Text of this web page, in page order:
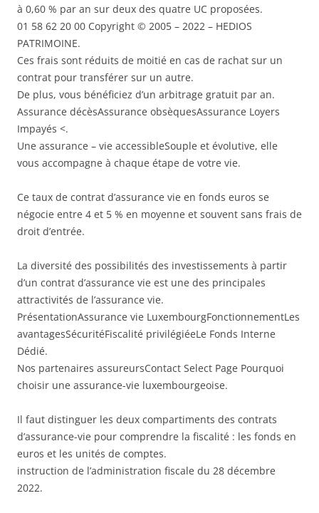
à 0,60 % par an sur deux des quatre UC proposées.
01 58 62 20 00 Copyright © 2005 – 2022 – HEDIOS
PATRIMOINE.
Ces frais sont réduits de moitié en cas de rachat sur un
contrat pour transférer sur un autre.
De plus, vous bénéficiez d’un arbitrage gratuit par an.
Assurance décèsAssurance obsèquesAssurance Loyers
Impayés <.
Une assurance – vie accessibleSouple et évolutive, elle
vous accompagne à chaque étape de votre vie.
Ce taux de contrat d’assurance vie en fonds euros se
négocie entre 4 et 5 % en moyenne et souvent sans frais de
droit d’entrée.
La diversité des possibilités des investissements à partir
d’un contrat d’assurance vie est une des principales
attractivités de l’assurance vie.
PrésentationAssurance vie LuxembourgFonctionnementLes
avantagesSécuritéFiscalité privilégiéeLe Fonds Interne
Dédié.
Nos partenaires assureursContact Select Page Pourquoi
choisir une assurance-vie luxembourgeoise.
Il faut distinguer les deux compartiments des contrats
d’assurance-vie pour comprendre la fiscalité : les fonds en
euros et les unités de comptes.
instruction de l’administration fiscale du 28 décembre
2022.